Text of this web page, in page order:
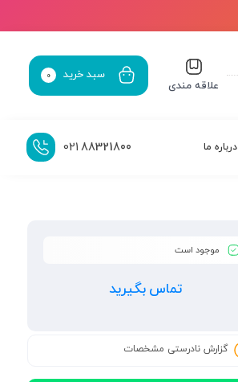
علاقه مندی
سبد خرید 0
درباره ما 88321800
021
موجود است
تماس بگیرید
گزارش نادرستی مشخصات